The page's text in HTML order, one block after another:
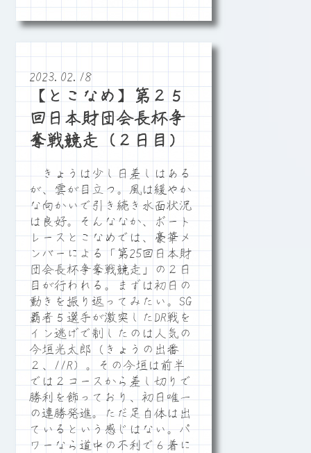
2023.02.18
【とこなめ】第２５
回日本財団会長杯争
奪戦競走（２日目）
きょうは少し日差しはある
が、雲が目立つ。風は緩やか
な向かいで引き続き水面状況
は良好。そんななか、ボート
レースとこなめでは、豪華メ
ンバーによる「第25回日本財
団会長杯争奪戦競走」の２日
目が行われる。まずは初日の
動きを振り返ってみたい。SG
覇者５選手が激突したDR戦を
イン逃げで制したのは人気の
今垣光太郎（きょうの出番
２、11R）。その今垣は前半
では２コースから差し切りで
勝利を飾っており、初日唯一
の連勝発進。ただ足自体は出
ているという感じはない。パ
ワーなら道中の不利で６着に